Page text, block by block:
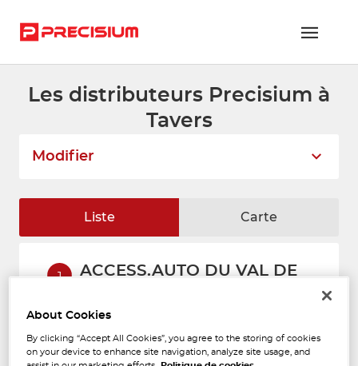
RÉSEAU PRECISIUM
NOUS REJOINDRE
CONTACTEZ-NOUS
ESPACE ADHÉRENT
Les distributeurs Precisium à
Tavers
Modifier
Liste Carte
1
276 m
ACCESS.AUTO DU VAL DE
20 B Route Nationale
45190 TAVERS
Fermé aujourd'hui
Téléphone
About Cookies
By clicking “Accept All Cookies”, you agree to the storing of cookies
on your device to enhance site navigation, analyze site usage, and